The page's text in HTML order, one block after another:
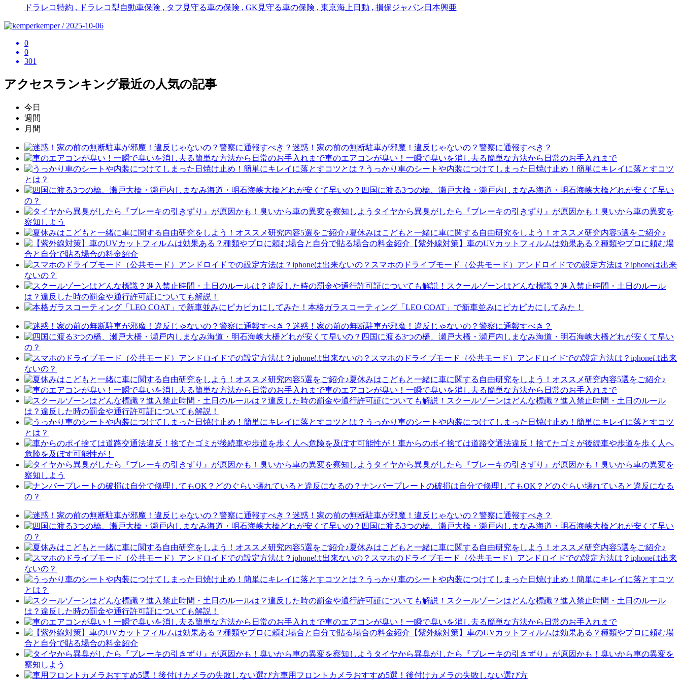
ドラレコ特約 , ドラレコ型自動車保険 , タフ見守る車の保険 , GK見守る車の保険 , 東京海上日動 , 損保ジャパン日本興亜
kemper / 2025-10-06
0
0
301
アクセスランキング最近の人気の記事
今日
週間
月間
迷惑！家の前の無断駐車が邪魔！違反じゃないの？警察に通報すべき？
車のエアコンが臭い！一瞬で臭いを消し去る簡単な方法から日常のお手入れまで
うっかり車のシートや内装につけてしまった日焼け止め！簡単にキレイに落とすコツ
とは？
四国に渡る3つの橋、瀬戸大橋・瀬戸内しまなみ海道・明石海峡大橋どれが安くて早い
の？
タイヤから異臭がしたら『ブレーキの引きずり』が原因かも！臭いから車の異変を
察知しよう
夏休みはこどもと一緒に車に関する自由研究をしよう！オススメ研究内容5選をご紹介♪
【紫外線対策】車のUVカットフィルムは効果ある？種類やプロに頼む場
合と自分で貼る場合の料金紹介
スマホのドライブモード（公共モード）アンドロイドでの設定方法は？iphoneは出来
ないの？
スクールゾーンはどんな標識？進入禁止時間・土日のルール
は？違反した時の罰金や通行許可証についても解説！
本格ガラスコーティング「LEO COAT」で新車並みにピカピカにしてみた！
迷惑！家の前の無断駐車が邪魔！違反じゃないの？警察に通報すべき？
四国に渡る3つの橋、瀬戸大橋・瀬戸内しまなみ海道・明石海峡大橋どれが安くて早い
の？
スマホのドライブモード（公共モード）アンドロイドでの設定方法は？iphoneは出来
ないの？
夏休みはこどもと一緒に車に関する自由研究をしよう！オススメ研究内容5選をご紹介♪
車のエアコンが臭い！一瞬で臭いを消し去る簡単な方法から日常のお手入れまで
スクールゾーンはどんな標識？進入禁止時間・土日のルール
は？違反した時の罰金や通行許可証についても解説！
うっかり車のシートや内装につけてしまった日焼け止め！簡単にキレイに落とすコツ
とは？
車からのポイ捨ては道路交通法違反！捨てたゴミが後続車や歩道を歩く人へ
危険を及ぼす可能性が！
タイヤから異臭がしたら『ブレーキの引きずり』が原因かも！臭いから車の異変を
察知しよう
ナンバープレートの破損は自分で修理してもOK？どのぐらい壊れていると違反になる
の？
迷惑！家の前の無断駐車が邪魔！違反じゃないの？警察に通報すべき？
四国に渡る3つの橋、瀬戸大橋・瀬戸内しまなみ海道・明石海峡大橋どれが安くて早い
の？
夏休みはこどもと一緒に車に関する自由研究をしよう！オススメ研究内容5選をご紹介♪
スマホのドライブモード（公共モード）アンドロイドでの設定方法は？iphoneは出来
ないの？
うっかり車のシートや内装につけてしまった日焼け止め！簡単にキレイに落とすコツ
とは？
スクールゾーンはどんな標識？進入禁止時間・土日のルール
は？違反した時の罰金や通行許可証についても解説！
車のエアコンが臭い！一瞬で臭いを消し去る簡単な方法から日常のお手入れまで
【紫外線対策】車のUVカットフィルムは効果ある？種類やプロに頼む場
合と自分で貼る場合の料金紹介
タイヤから異臭がしたら『ブレーキの引きずり』が原因かも！臭いから車の異変を
察知しよう
車用フロントカメラおすすめ5選！後付けカメラの失敗しない選び方